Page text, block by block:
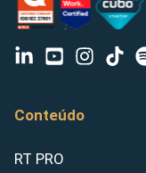
Conteúdo
RT PRO